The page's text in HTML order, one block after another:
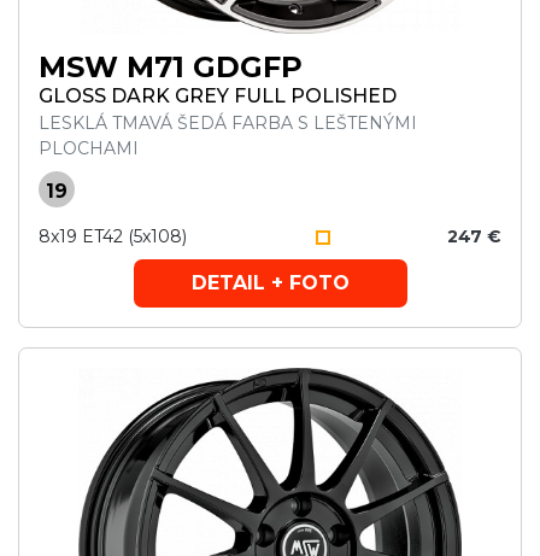
MSW M71 GDGFP
GLOSS DARK GREY FULL POLISHED
LESKLÁ TMAVÁ ŠEDÁ FARBA S LEŠTENÝMI
PLOCHAMI
19
8x19 ET42 (5x108) 247 €
DETAIL + FOTO